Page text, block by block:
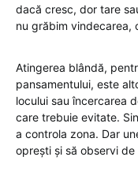
dacă cresc, dor tare
nu grăbim vindecarea,
Atingerea blândă,
pansamentului, este
locului sau încercarea
care trebuie evitate.
a controla zona. Dar
oprești și să observi de